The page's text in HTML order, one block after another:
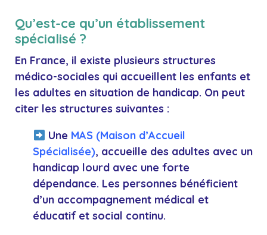
Qu’est-ce qu’un établissement
spécialisé ?
En France, il existe plusieurs structures
médico-sociales qui accueillent les enfants et
les adultes en situation de handicap. On peut
citer les structures suivantes :
Une MAS (Maison d’Accueil
Spécialisée), accueille des adultes avec un
handicap lourd avec une forte
dépendance. Les personnes bénéficient
d’un accompagnement médical et
éducatif et social continu.